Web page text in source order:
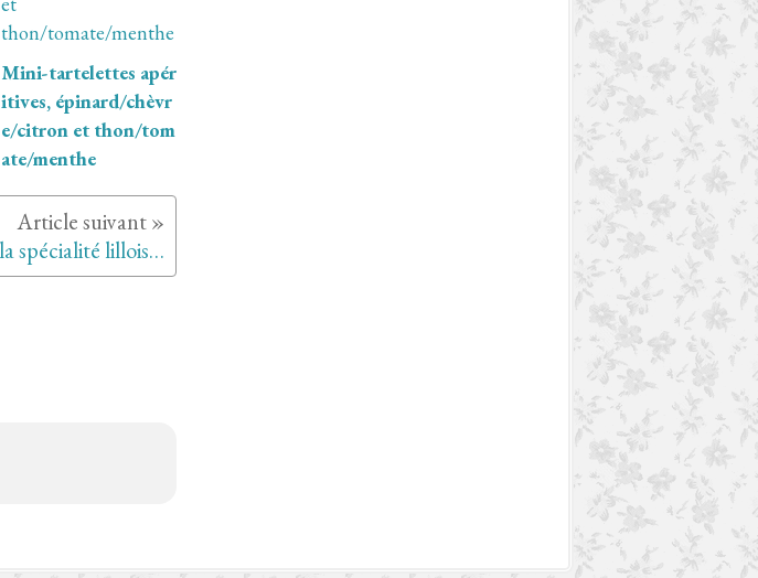
Mini-tartelettes apér
itives, épinard/chèvr
e/citron et thon/tom
ate/menthe
Les merveilleux, la spécialité lilloise trop trop merveilleuse et le dessert du WE (confinement, semaine 7)!